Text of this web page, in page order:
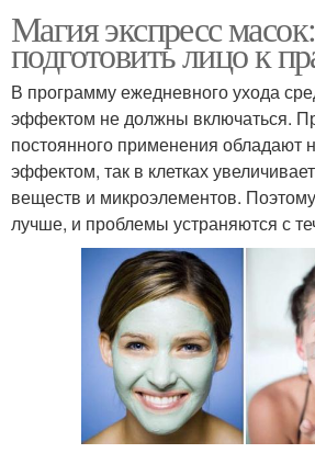
Магия экспресс
подготовить лицо к
В программу ежедневного ухода
эффектом не должны включаться.
постоянного применения обладают
эффектом, так в клетках
веществ и микроэлементов.
лучше, и проблемы устраняются с